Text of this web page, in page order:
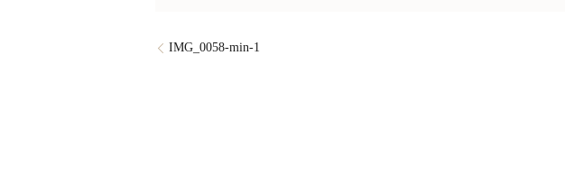
IMG_0058-min-1